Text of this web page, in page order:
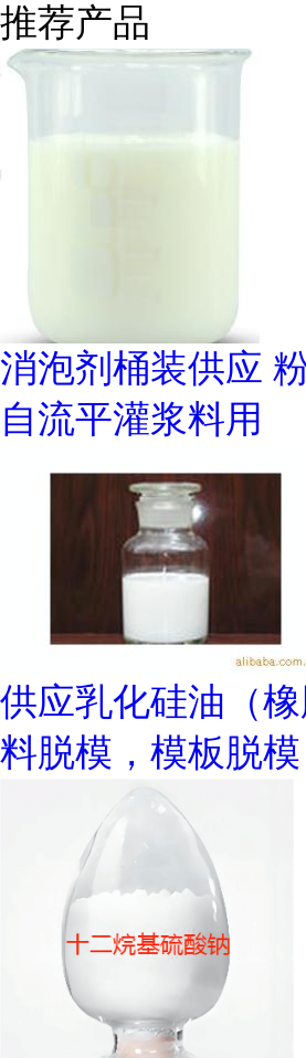
推荐产品
消泡剂桶装供应
自流平灌浆料用
供应乳化硅油（
料脱模，模板脱模